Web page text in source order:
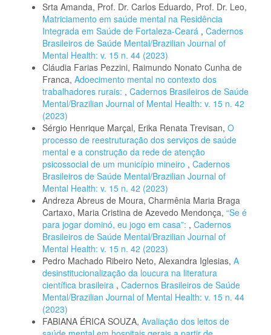
Srta Amanda, Prof. Dr. Carlos Eduardo, Prof. Dr. Leo,
Matriciamento em saúde mental na Residência
Integrada em Saúde de Fortaleza-Ceará , Cadernos
Brasileiros de Saúde Mental/Brazilian Journal of
Mental Health: v. 15 n. 44 (2023)
Cláudia Farias Pezzini, Raimundo Nonato Cunha de
Franca, Adoecimento mental no contexto dos
trabalhadores rurais: , Cadernos Brasileiros de Saúde
Mental/Brazilian Journal of Mental Health: v. 15 n. 42
(2023)
Sérgio Henrique Marçal, Erika Renata Trevisan, O
processo de reestruturação dos serviços de saúde
mental e a construção da rede de atenção
psicossocial de um município mineiro , Cadernos
Brasileiros de Saúde Mental/Brazilian Journal of
Mental Health: v. 15 n. 42 (2023)
Andreza Abreus de Moura, Charmênia Maria Braga
Cartaxo, Maria Cristina de Azevedo Mendonça, “Se é
para jogar dominó, eu jogo em casa”: , Cadernos
Brasileiros de Saúde Mental/Brazilian Journal of
Mental Health: v. 15 n. 42 (2023)
Pedro Machado Ribeiro Neto, Alexandra Iglesias, A
desinstitucionalização da loucura na literatura
científica brasileira , Cadernos Brasileiros de Saúde
Mental/Brazilian Journal of Mental Health: v. 15 n. 44
(2023)
FABIANA ÉRICA SOUZA, Avaliação dos leitos de